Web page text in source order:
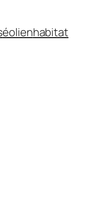
éolienhabitat